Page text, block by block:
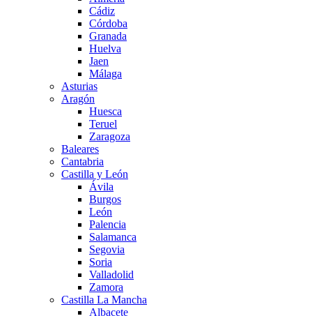
Cádiz
Córdoba
Granada
Huelva
Jaen
Málaga
Asturias
Aragón
Huesca
Teruel
Zaragoza
Baleares
Cantabria
Castilla y León
Ávila
Burgos
León
Palencia
Salamanca
Segovia
Soria
Valladolid
Zamora
Castilla La Mancha
Albacete